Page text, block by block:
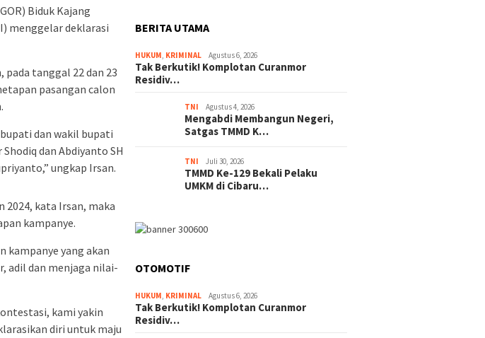
Biduk Kajang
menggelar deklarasi
tanggal 22 dan 23
pasangan calon
dan wakil bupati
dan Abdiyanto SH
ungkap Irsan.
2024, kata Irsan, maka
kampanye.
kampanye yang akan
adil dan menjaga nilai-
kami yakin
diri untuk maju
BERITA UTAMA
HUKUM, KRIMINAL Agustus 6, 2026
Tak Berkutik! Komplotan Curanmor
Residiv…
TNI Agustus 4, 2026
Mengabdi Membangun Negeri,
Satgas TMMD K…
TNI Juli 30, 2026
TMMD Ke-129 Bekali Pelaku
UMKM di Cibaru…
OTOMOTIF
HUKUM, KRIMINAL Agustus 6, 2026
Tak Berkutik! Komplotan Curanmor
Residiv…